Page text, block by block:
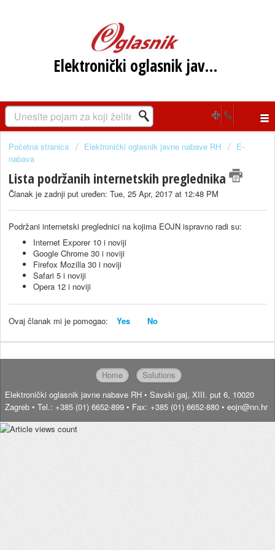
Elektronički oglasnik javne nabave RH
Početna stranica Elektronički oglasnik javne nabave RH
E-
nabava
Lista podržanih internetskih preglednika
Članak je zadnji put uređen: Tue, 25 Apr, 2017 at 12:48 PM
Podržani internetski preglednici na kojima EOJN ispravno radi su:
Internet Exporer 10 i noviji
Google Chrome 30 i noviji
Firefox Mozilla 30 i noviji
Safari 5 i noviji
Opera 12 i noviji
Ovaj članak mi je pomogao: Yes No
Home
Solutions
Elektronički oglasnik javne nabave RH • Savski gaj, XIII. put 6, 10020
Zagreb • Tel.: +385 (01) 6652-899 • Fax: +385 (01) 6652-880 • eojn@nn.hr